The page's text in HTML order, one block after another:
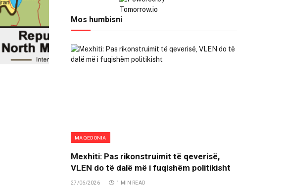
Mos humbisni
MAQEDONIA
Mexhiti: Pas rikonstruimit të qeverisë,
VLEN do të dalë më i fuqishëm politikisht
27/06/2026 1 MIN READ